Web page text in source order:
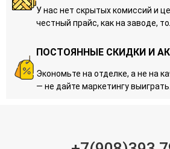
У нас нет скрытых комиссий и
честный прайс, как на заводе,
ПОСТОЯННЫЕ СКИДКИ И
Экономьте на отделке, а не на
— не дайте маркетингу выиграть.